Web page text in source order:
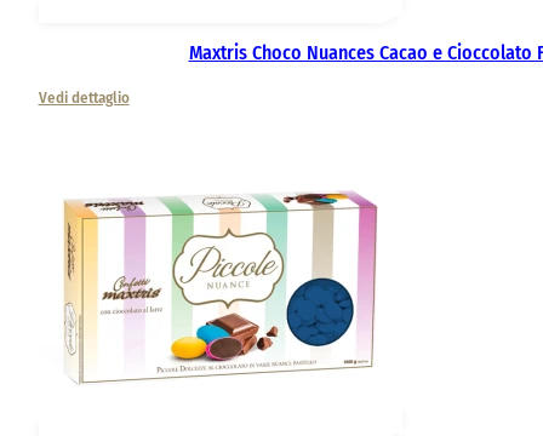
Maxtris Choco Nuances Cacao e Cioccolato
Vedi dettaglio